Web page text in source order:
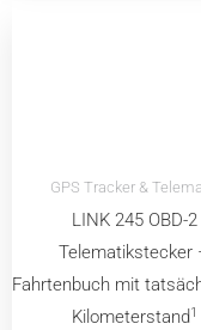
GPS Tracker &
LINK 245 OBD-2
Telematikstecker
Fahrtenbuch mit
Kilometerstand1